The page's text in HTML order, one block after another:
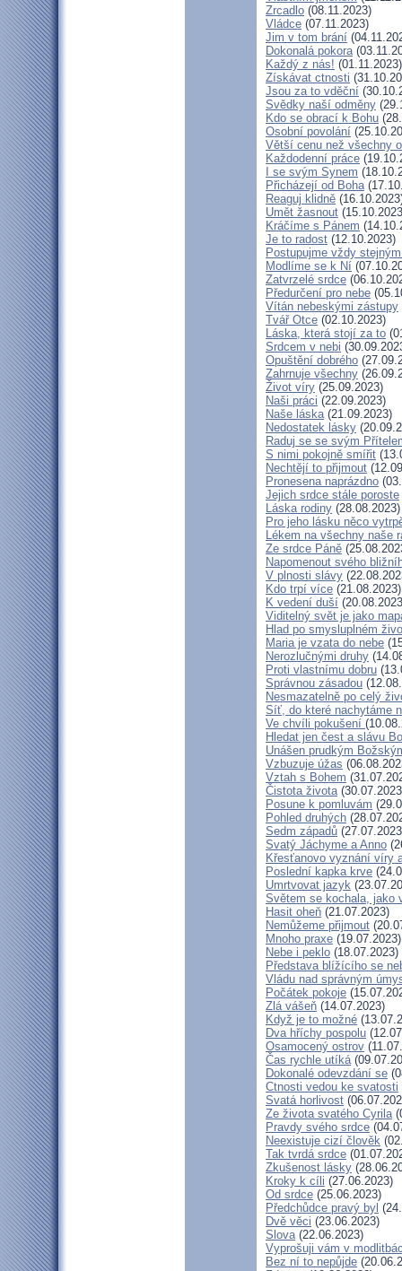
Zrcadlo (08.11.2023)
Vládce (07.11.2023)
Jim v tom brání
Dokonalá pokora
Každý z nás! (01.11.2023)
Získávat ctnosti
Jsou za to vděční
Svědky naší odměny
Kdo se obrací k Bohu
Osobní povolání
Větší cenu než všechny
Každodenní práce
I se svým Synem
Přicházejí od Boha
Reaguj klidně
Umět žasnout
Kráčíme s Pánem
Je to radost (12.10.2023)
Postupujme vždy
Modlíme se k Ní
Zatvrzelé srdce
Předurčení pro nebe
Vítán nebeskými zástupy
Tvář Otce (02.10.2023)
Láska, která stojí za to
Srdcem v nebi
Opuštění dobrého
Zahrnuje všechny
Život víry (25.09.2023)
Naši práci (22.09.2023)
Naše láska(21.09.2023)
Nedostatek lásky
Raduj se se svým
S nimi pokojně smířit
Nechtějí to přijmout
Pronesena naprázdno
Jejich srdce stále poroste
Láska rodiny (28.08.2023)
Pro jeho lásku něco
Lékem na všechny naše
Ze srdce Páně
Napomenout svého
V plnosti slávy
Kdo trpí více (21.08.2023)
K vedení duší
Viditelný svět je jako
Hlad po smysluplném
Maria je vzata do nebe
Nerozlučnými druhy
Proti vlastnímu dobru
Správnou zásadou
Nesmazatelně po celý
Síť, do které nachytáme
Ve chvíli pokušení
Hledat jen čest a slávu
Unášen prudkým
Vzbuzuje úžas
Vztah s Bohem
Čistota života
Posune k pomluvám
Pohled druhých
Sedm západů
Svatý Jáchyme a Anno
Křesťanovo vyznání víry
Poslední kapka krve
Umrtvovat jazyk
Světem se kochala, jako
Hasit oheň (21.07.2023)
Nemůžeme přijmout
Mnoho praxe (19.07.2023)
Nebe i peklo (18.07.2023)
Představa blížícího se
Vládu nad správným
Počátek pokoje
Zlá vášeň (14.07.2023)
Když je to možné
Dva hříchy pospolu
Osamocený ostrov
Čas rychle utíká
Dokonalé odevzdání se
Ctnosti vedou ke svatosti
Svatá horlivost
Ze života svatého Cyrila
Pravdy svého srdce
Neexistuje cizí člověk
Tak tvrdá srdce
Zkušenost lásky
Kroky k cíli (27.06.2023)
Od srdce (25.06.2023)
Předchůdce pravý byl
Dvě věci (23.06.2023)
Slova(22.06.2023)
Vyprošuji vám v
Bez ní to nepůjde